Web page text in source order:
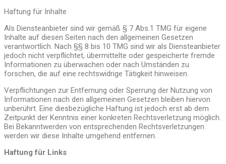
Haftung für Inhalte
Als Diensteanbieter sind wir gemäß § 7 Abs.1 TMG für eigene
Inhalte auf diesen Seiten nach den allgemeinen Gesetzen
verantwortlich. Nach §§ 8 bis 10 TMG sind wir als Diensteanbieter
jedoch nicht verpflichtet, übermittelte oder gespeicherte fremde
Informationen zu überwachen oder nach Umständen zu
forschen, die auf eine rechtswidrige Tätigkeit hinweisen.
Verpflichtungen zur Entfernung oder Sperrung der Nutzung von
Informationen nach den allgemeinen Gesetzen bleiben hiervon
unberührt. Eine diesbezügliche Haftung ist jedoch erst ab dem
Zeitpunkt der Kenntnis einer konkreten Rechtsverletzung möglich.
Bei Bekanntwerden von entsprechenden Rechtsverletzungen
werden wir diese Inhalte umgehend entfernen.
Haftung für Links